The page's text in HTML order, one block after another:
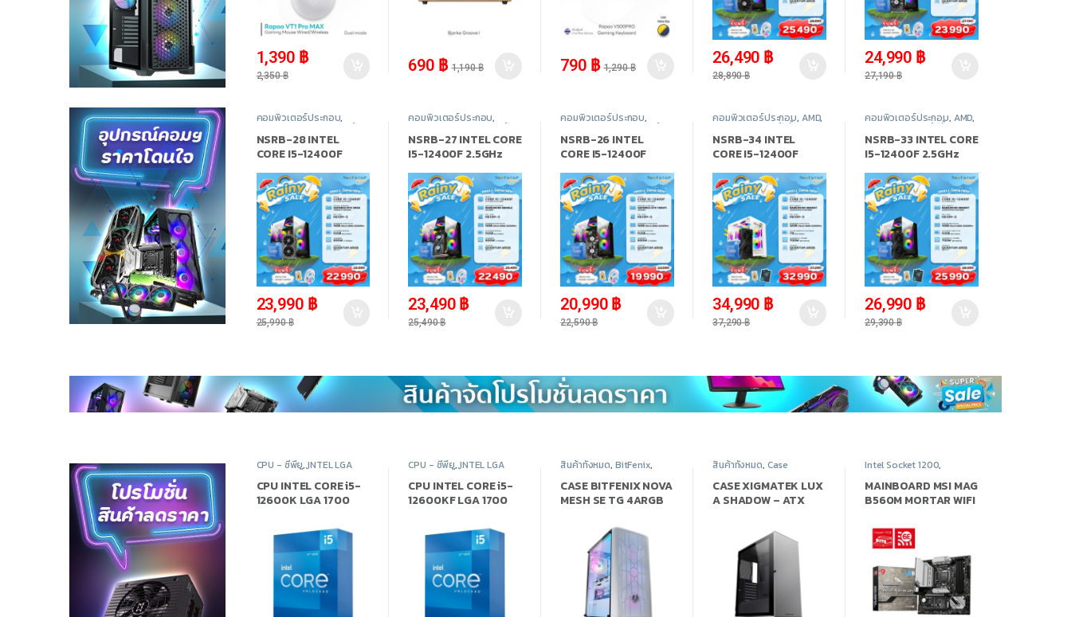
-41%
1,390 ฿
2,350฿
690 ฿ 1,190฿
-39%
790 ฿ 1,290฿
- 8%
26,490 ฿
28,890฿
- 8%
24,990 ฿
27,190฿
คอมพิวเตอร์ประกอบ,
สินค้า
ทั้งหมด
NSRB-28 INTEL
CORE I5-12400F
3050 / 16GB DDR4
3200MHz / M.2 512GB
- 8%
23,990 ฿
25,990฿
คอมพิวเตอร์ประกอบ,
สินค้า
ทั้งหมด
NSRB-27 INTEL CORE
I5-12400F 2.5GHz
16GB DDR4 3200MHz
/ M.2 512GB
- 8%
23,490 ฿
25,490฿
คอมพิวเตอร์ประกอบ,
สินค้า
ทั้งหมด
NSRB-26 INTEL
CORE I5-12400F
1050TI / 16GB DDR4
3200MHz / M.2 512GB
- 7%
20,990 ฿
22,590฿
คอมพิวเตอร์ประกอบ, AMD,
สินค้าทั้งหมด
NSRB-34 INTEL
CORE I5-12400F
9060XT 8GB / 32GB
DDR4 3200MHz / M.2
1TB
- 6%
34,990 ฿
37,290฿
คอมพิวเตอร์ประกอบ, AMD,
สินค้าทั้งหมด
NSRB-33 INTEL CORE
I5-12400F 2.5GHz
8GB / 16GB DDR4
3200MHz / M.2 512GB
- 8%
26,990 ฿
29,390฿
CPU - ซีพียู,INTEL LGA
สินค้าทั้งหมด
คอมพิวเตอร์
CPU INTEL CORE i5-
12600K LGA 1700
CPU - ซีพียู,INTEL LGA
สินค้าทั้งหมด
คอมพิวเตอร์
CPU INTEL CORE i5-
12600KF LGA 1700
สินค้าทั้งหมด, BitFenix,
เปล่า,อุปกรณ์คอมพิวเตอร์
CASE BITFENIX NOVA
MESH SE TG 4ARGB
สินค้าทั้งหมด, Case
Xigmatek,อุปกรณ์
คอมพิวเตอร์
CASE XIGMATEK LUX
A SHADOW – ATX
Intel Socket 1200,
สินค้าทั้งหมด,อุปกรณ์
คอมพิวเตอร์
MAINBOARD MSI MAG
B560M MORTAR WIFI
(เมนบอร์ด)